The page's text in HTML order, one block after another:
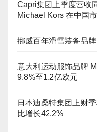
Capri集团上季度营收
Michael Kors 在中国
挪威百年滑雪装备品
意大利运动服饰品牌
9.8%至1.2亿欧元
日本迪桑特集团上财
比增长42.2%